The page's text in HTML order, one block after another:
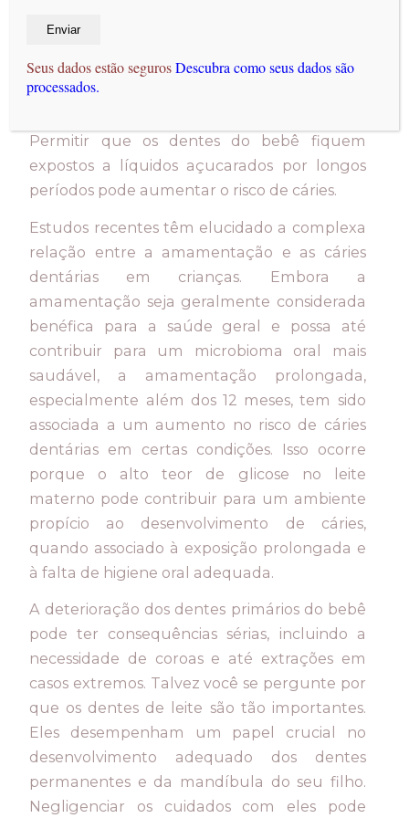
lembrar que o leite materno contém
açúcares, assim como a fórmula, e ambos
Permitir que os dentes do bebê fiquem
expostos a líquidos açucarados por longos
períodos pode aumentar o risco de cáries.
Estudos recentes têm elucidado a complexa
relação entre a amamentação e as cáries
dentárias em crianças. Embora a
amamentação seja geralmente considerada
benéfica para a saúde geral e possa até
contribuir para um microbioma oral mais
saudável, a amamentação prolongada,
especialmente além dos 12 meses, tem sido
associada a um aumento no risco de cáries
dentárias em certas condições. Isso ocorre
porque o alto teor de glicose no leite
materno pode contribuir para um ambiente
propício ao desenvolvimento de cáries,
quando associado à exposição prolongada e
à falta de higiene oral adequada.
A deterioração dos dentes primários do bebê
pode ter consequências sérias, incluindo a
necessidade de coroas e até extrações em
casos extremos. Talvez você se pergunte por
que os dentes de leite são tão importantes.
Eles desempenham um papel crucial no
desenvolvimento adequado dos dentes
permanentes e da mandíbula do seu filho.
Negligenciar os cuidados com eles pode
Seus dados estão segurosDescubra como seus dados são
processados.